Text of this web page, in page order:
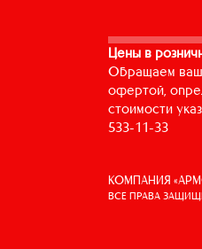
Цены в
Обращаем
офертой,
стоимости
533-11-33
КОМПАНИЯ
ВСЕ ПРАВА